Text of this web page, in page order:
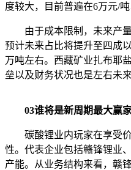
度较大，目前普遍在6万元/
由于成本限制，未来产
预计未来占比将提升至四成
万吨左右。西藏矿业扎布耶
垒以及财务状况也是左右未
03谁将是新周期最大赢家
碳酸锂业内玩家在享受
性。代表企业包括赣锋锂业
产能。从业务结构来看，赣